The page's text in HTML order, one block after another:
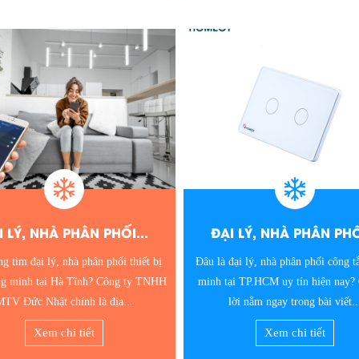
LÝ, NHÀ PHÂN PHỐI...
lý, nhà phân phối công tắc thông
TP.HCM uy tín hiện nay? Câu trả
nằm ngay trong bài viết...
Xem chi tiết
ĐẠI LÝ, NHÀ PHÂN
Nếu vẫn đang tìm kiếm nhà phân
tắc thông minh tại Bình Dương.
niềm tin tại công ty TNHH
Xem chi tiết